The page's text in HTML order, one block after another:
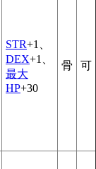
STR+1、
DEX+1、
最大
HP+30
骨 可